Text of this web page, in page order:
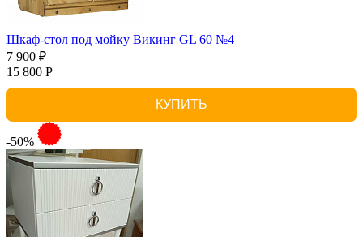
Шкаф-стол под мойку Викинг GL 60 №4
7 900 ₽
15 800 Р
КУПИТЬ
-50%